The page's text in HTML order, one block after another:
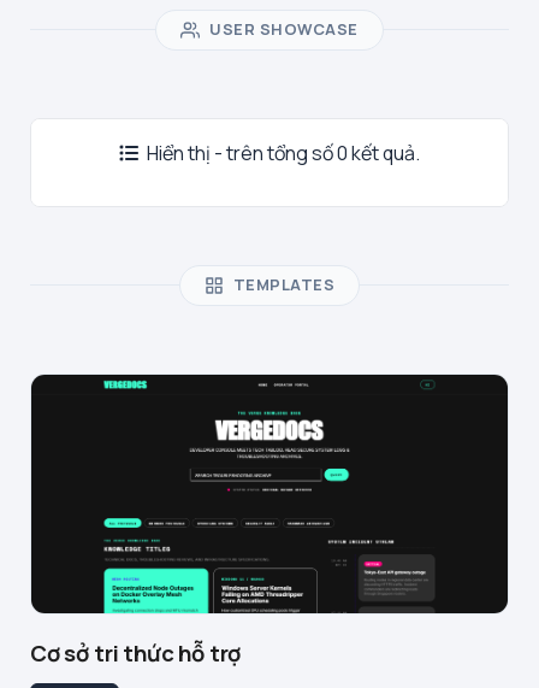
USER SHOWCASE
Hiển thị - trên tổng số 0 kết quả.
TEMPLATES
Cơ sở tri thức hỗ trợ